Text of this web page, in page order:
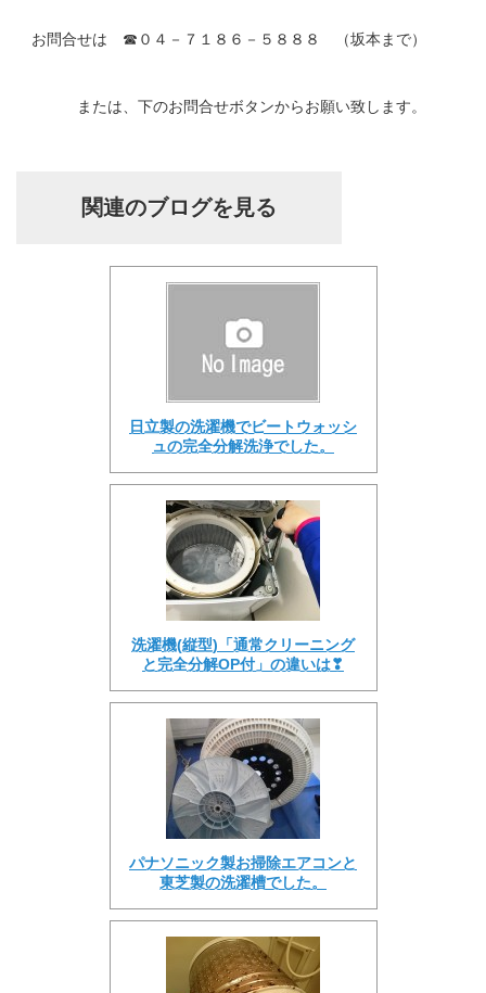
お問合せは ☎０４－７１８６－５８８８ （坂本まで）
または、下のお問合せボタンからお願い致します。
関連のブログを見る
日立製の洗濯機でビートウォッシ
ュの完全分解洗浄でした。
洗濯機(縦型)「通常クリーニング
と完全分解OP付」の違いは❣
パナソニック製お掃除エアコンと
東芝製の洗濯槽でした。